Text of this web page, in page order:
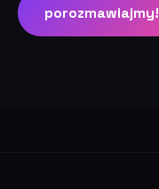
porozmawiajmy!